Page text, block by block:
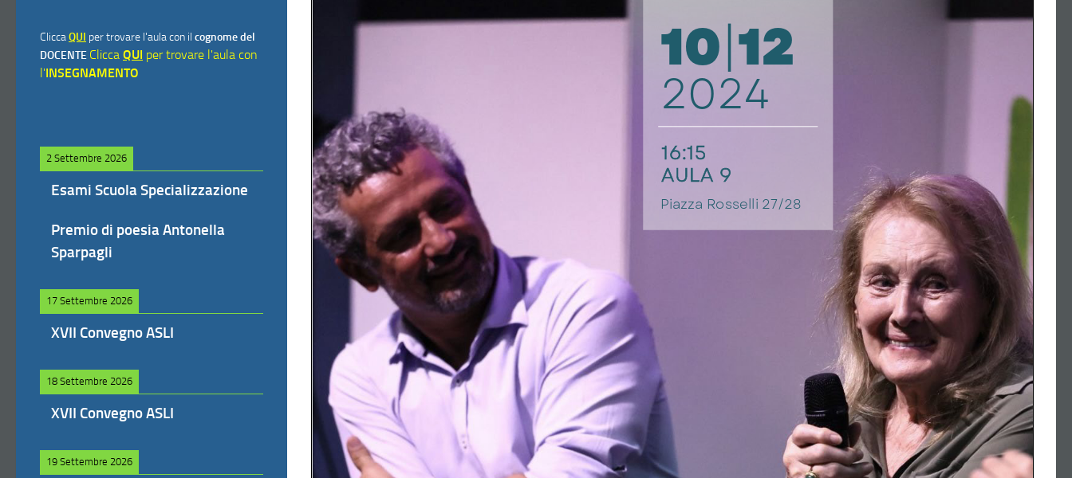
CliccaQUI per trovare l'aula con il cognome del
DOCENTE Clicca QUI per trovare l'aula con
l'INSEGNAMENTO
2 Settembre 2026
Esami Scuola Specializzazione
Premio di poesia Antonella
Sparpagli
17 Settembre 2026
XVII Convegno ASLI
18 Settembre 2026
XVII Convegno ASLI
19 Settembre 2026